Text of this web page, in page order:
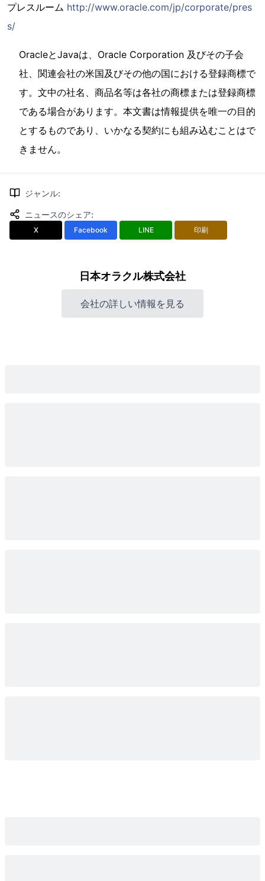
プレスルーム http://www.oracle.com/jp/corporate/pres
s/
OracleとJavaは、Oracle Corporation 及びその子会
社、関連会社の米国及びその他の国における登録商標で
す。文中の社名、商品名等は各社の商標または登録商標
である場合があります。本文書は情報提供を唯一の目的
とするものであり、いかなる契約にも組み込むことはで
きません。
ジャンル:
ニュースのシェア:
X Facebook LINE 印刷
日本オラクル株式会社
会社の詳しい情報を見る